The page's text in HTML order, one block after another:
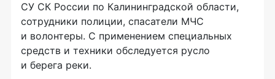
СУ СК России по Калининградской области,
сотрудники полиции, спасатели МЧС
и волонтеры. С применением специальных
средств и техники обследуется русло
и берега реки.